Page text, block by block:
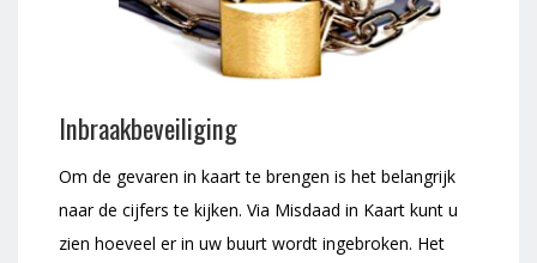
Inbraakbeveiliging
Om de gevaren in kaart te brengen is het belangrijk
naar de cijfers te kijken. Via Misdaad in Kaart kunt u
zien hoeveel er in uw buurt wordt ingebroken. Het